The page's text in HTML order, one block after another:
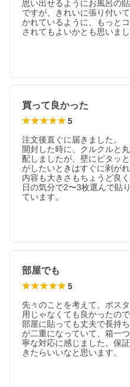
思い出せるようにお風呂の
ですが、きれいに張り付い
かれているように、もっと
されてもよいかとも思いまし
買って良かった
5
注文後直ぐに届きました。
開封した時に、クルクルと
配しましたが、壁にピタッ
がしたいときはすぐに剥がれ
内容も大きさもちょうど良
日の気分で2〜3枚選んで貼
ています。
部屋でも
5
先々のことを考えて、ポス
用じゃなくても良かったの
部屋に貼っても丈夫で長持
が二重になっていて、箱一
寧な対応に感じました。保
きたらいいなと思います。